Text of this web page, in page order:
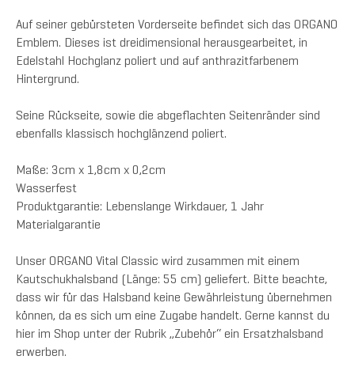
Auf seiner gebürsteten Vorderseite befindet sich das ORGANO
Emblem. Dieses ist dreidimensional herausgearbeitet, in
Edelstahl Hochglanz poliert und auf anthrazitfarbenem
Hintergrund.
Seine Rückseite, sowie die abgeflachten Seitenränder sind
ebenfalls klassisch hochglänzend poliert.
Maße: 3cm x 1,8cm x 0,2cm
Wasserfest
Produktgarantie: Lebenslange Wirkdauer, 1 Jahr
Materialgarantie
Unser ORGANO Vital Classic wird zusammen mit einem
Kautschukhalsband (Länge: 55 cm) geliefert. Bitte beachte,
dass wir für das Halsband keine Gewährleistung übernehmen
können, da es sich um eine Zugabe handelt. Gerne kannst du
hier im Shop unter der Rubrik „Zubehör“ ein Ersatzhalsband
erwerben.